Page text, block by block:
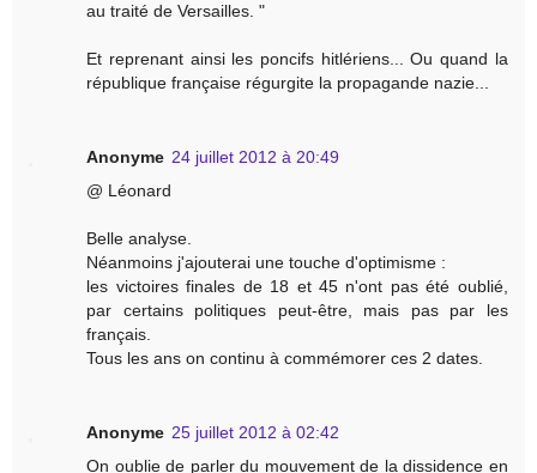
au traité de Versailles. "
Et reprenant ainsi les poncifs hitlériens... Ou quand la
république française régurgite la propagande nazie...
Anonyme 24 juillet 2012 à 20:49
@ Léonard
Belle analyse.
Néanmoins j'ajouterai une touche d'optimisme :
les victoires finales de 18 et 45 n'ont pas été oublié,
par certains politiques peut-être, mais pas par les
français.
Tous les ans on continu à commémorer ces 2 dates.
Anonyme 25 juillet 2012 à 02:42
On oublie de parler du mouvement de la dissidence en